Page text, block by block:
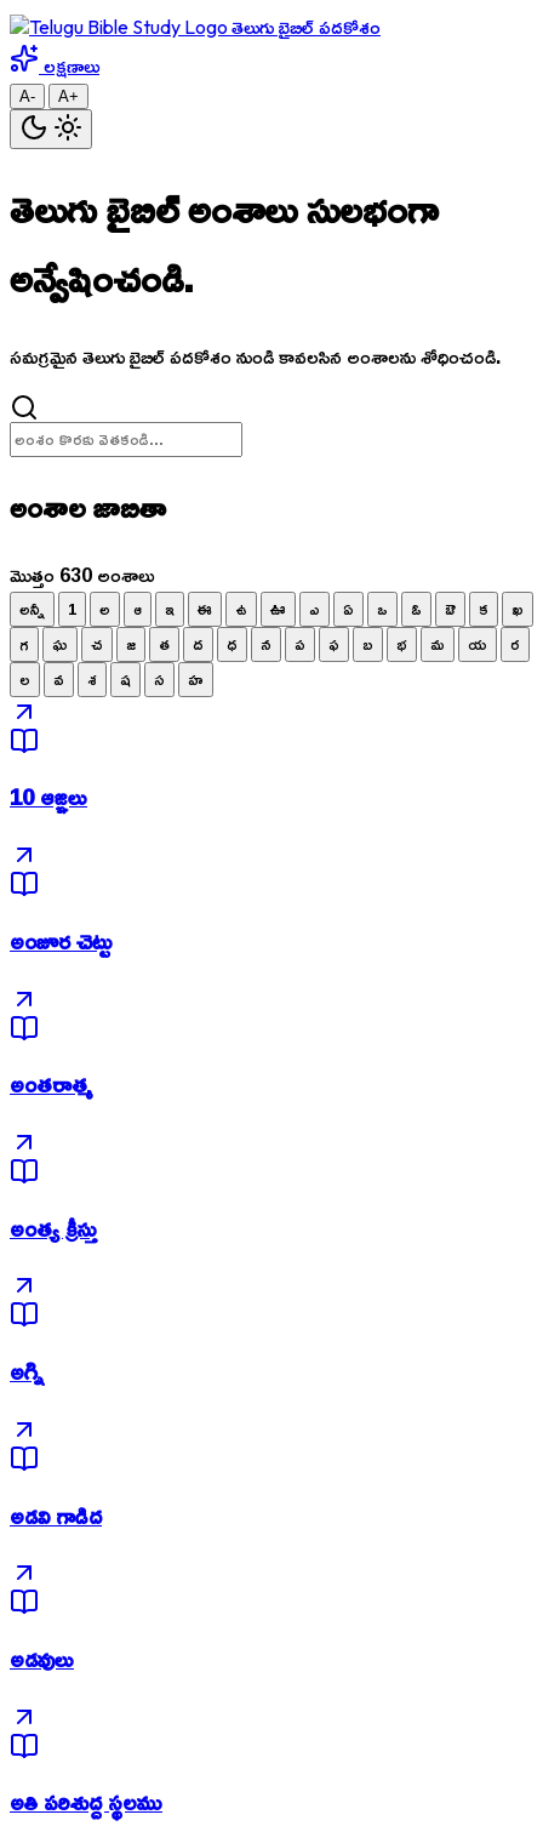
తెలుగు బైబిల్ పదకోశం
లక్షణాలు
A- A+
తెలుగు బైబిల్ అంశాలుసులభంగా
అన్వేషించండి.
సమగ్రమైన తెలుగు బైబిల్ పదకోశం నుండి కావలసిన అంశాలను శోధించండి.
అంశాల జాబితా
మొత్తం 630 అంశాలు
అన్నీ 1 అ ఆ ఇ ఈ ఉ ఊ ఎ ఏ ఒ ఓ ఔ క
ఖ
గ
ఘ చ జ త ద ధ న ప ఫ బ భ మ య
ర
ల
వ శ ష స హ
10 ఆజ్ఞలు
అంజూర చెట్టు
అంతరాత్మ
అంత్య క్రీస్తు
అగ్ని
అడవి గాడిద
అడవులు
అతి పరిశుద్ద స్థలము